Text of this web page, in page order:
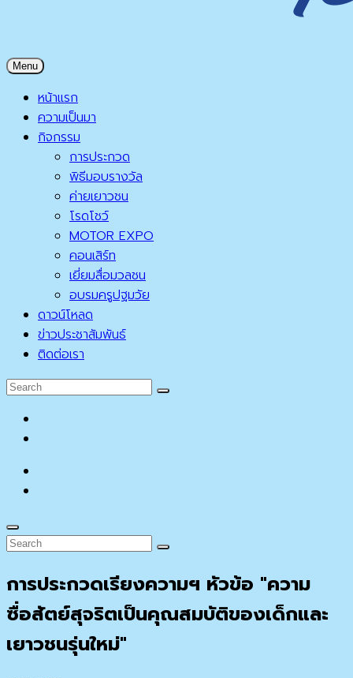
มูลนิธิลมหายใจ ไร้มลทิน
มูลนิธิลมหายใจ ไร้มลทิน
Menu
หน้าแรก
ความเป็นมา
กิจกรรม
การประกวด
พิธีมอบรางวัล
ค่ายเยาวชน
โรดโชว์
MOTOR EXPO
คอนเสิร์ท
เยี่ยมสื่อมวลชน
อบรมครูปฐมวัย
ดาวน์โหลด
ข่าวประชาสัมพันธ์
ติดต่อเรา
Search
Search
Search
Search
Search
การประกวดเรียงความฯ หัวข้อ "ความ
ซื่อสัตย์สุจริตเป็นคุณสมบัติของเด็กและ
เยาวชนรุ่นใหม่"